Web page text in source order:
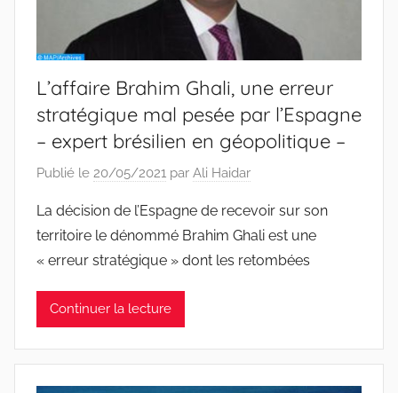
L’affaire Brahim Ghali, une erreur
stratégique mal pesée par l’Espagne
– expert brésilien en géopolitique –
Publié le 20/05/2021 par Ali Haidar
La décision de l’Espagne de recevoir sur son
territoire le dénommé Brahim Ghali est une
« erreur stratégique » dont les retombées
Continuer la lecture